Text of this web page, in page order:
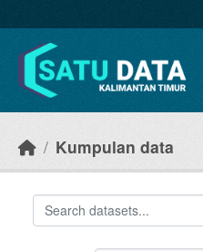
Kumpulan data